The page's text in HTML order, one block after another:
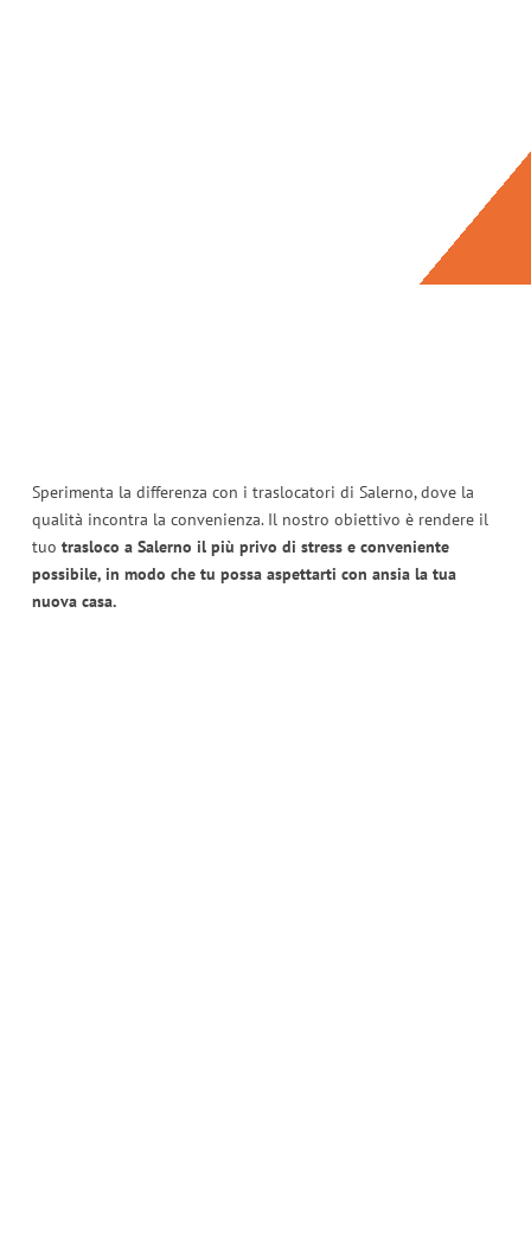
Sperimenta la differenza con i traslocatori di Salerno, dove la
qualità incontra la convenienza. Il nostro obiettivo è rendere il
tuo trasloco a Salerno il più privo di stress e conveniente
possibile, in modo che tu possa aspettarti con ansia la tua
nuova casa.